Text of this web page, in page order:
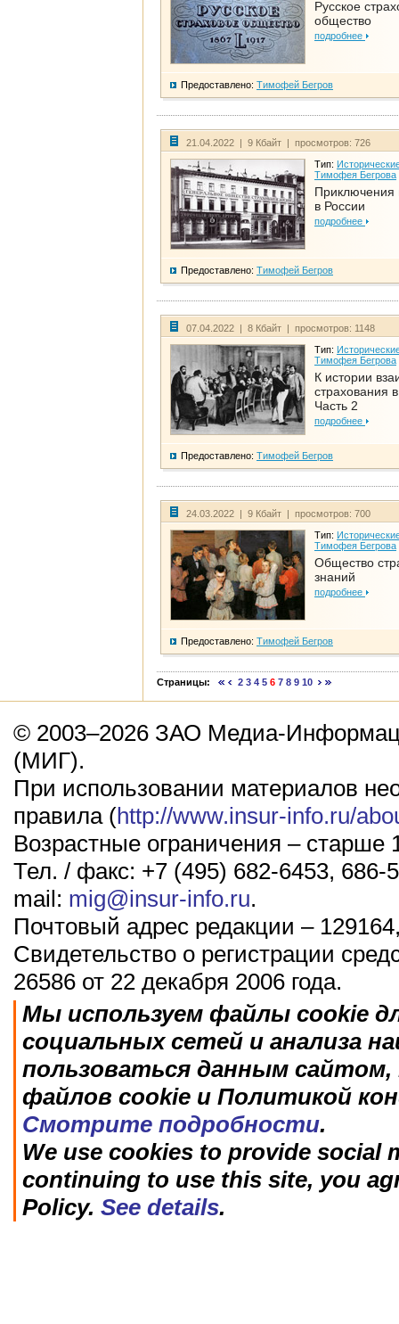
Русское
общество
подробнее
Предоставлено: Тимофей Бегров
21.04.2022 | 9 Кбайт | просмотров: 726
Тип:
Тимофея Бегрова
Приключения
в России
подробнее
Предоставлено: Тимофей Бегров
07.04.2022 | 8 Кбайт | просмотров: 1148
Тип:
Тимофея Бегрова
К истории
страхования
Часть 2
подробнее
Предоставлено: Тимофей Бегров
24.03.2022 | 9 Кбайт | просмотров: 700
Тип:
Тимофея Бегрова
Общество
знаний
подробнее
Предоставлено: Тимофей Бегров
Страницы: 2 3 4 5 6 7 8 9 10
© 2003–2026 ЗАО Медиа-
(МИГ).
При использовании материалов
правила (http://www.insur-info.ru/
Возрастные ограничения – старше
Тел. / факс: +7 (495) 682-6453, 686-
mail: mig@insur-info.ru.
Почтовый адрес редакции –
Свидетельство о регистрации
26586 от 22 декабря 2006 года.
Мы используем файлы cookie
социальных сетей и анализа
пользоваться данным
файлов cookie и Политикой
Смотрите подробности.
We use cookies to provide social
continuing to use this site, you
Policy. See details.